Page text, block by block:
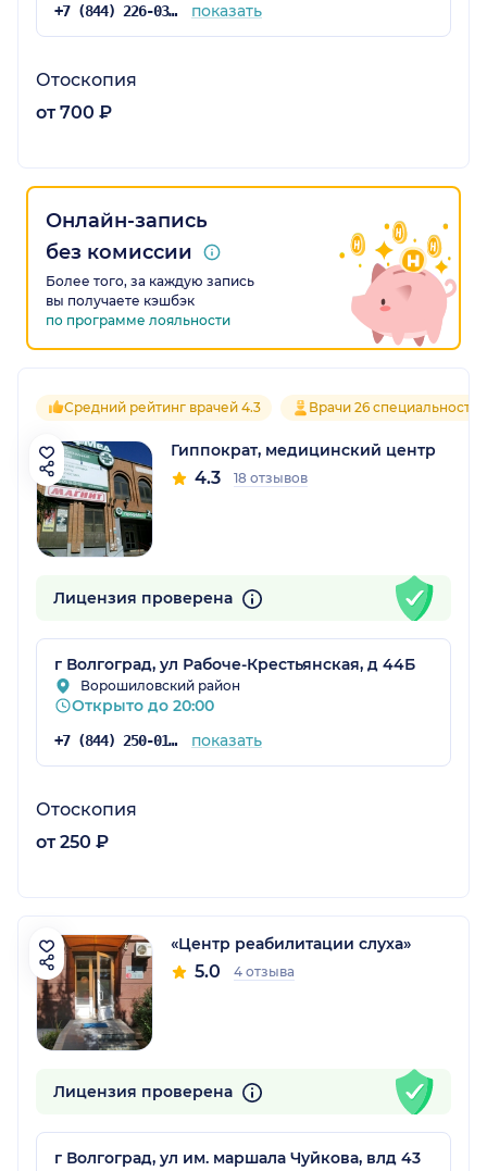
+7 (844) 226-03-60 показать
Отоскопия
от 700 ₽
Онлайн-запись
без комиссии
Более того, за каждую запись
вы получаете кэшбэк
по программе лояльности
Средний рейтинг врачей 4.3 Врачи 26 специальностей
Гиппократ, медицинский центр
4.3 18 отзывов
Лицензия проверена
г Волгоград, ул Рабоче-Крестьянская, д 44Б
Ворошиловский район
Открыто до 20:00
+7 (844) 250-01-05 показать
Отоскопия
от 250 ₽
«Центр реабилитации слуха»
5.0 4 отзыва
Лицензия проверена
г Волгоград, ул им. маршала Чуйкова, влд 43